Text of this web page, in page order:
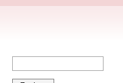
Zoeken